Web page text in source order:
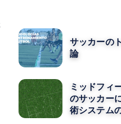
サッカーの
論
ミッドフィ
のサッカー
術システム